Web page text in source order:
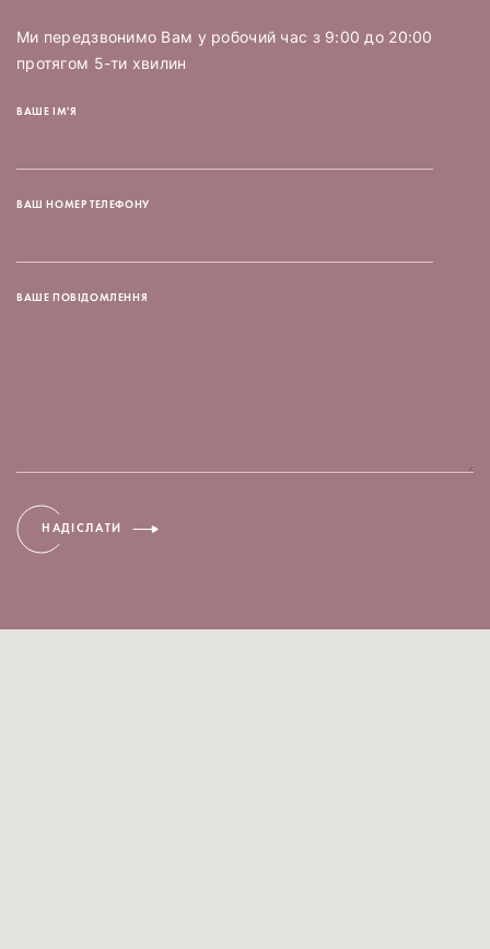
Ми передзвонимо Вам у робочий час з 9:00 до 20:00
протягом 5-ти хвилин
ВАШЕ ІМ'Я
ВАШ НОМЕР ТЕЛЕФОНУ
ВАШЕ ПОВІДОМЛЕННЯ
НАДІСЛАТИ